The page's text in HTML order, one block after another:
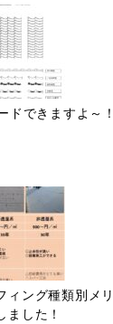
ドできますよ～
ィング種類別メ
ました！